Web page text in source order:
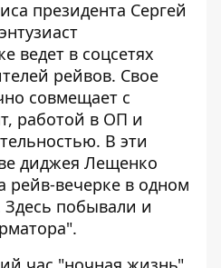
президента Сергей
ведет в соцсетях
рейвов. Свое
совмещает с
работой в ОП и
В эти
диджея Лещенко
рейв-вечерке в одном
Здесь побывали и